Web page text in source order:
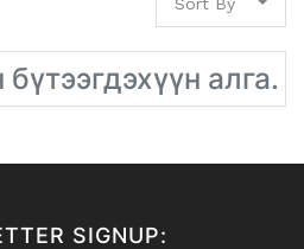
алга.
SIGNUP: